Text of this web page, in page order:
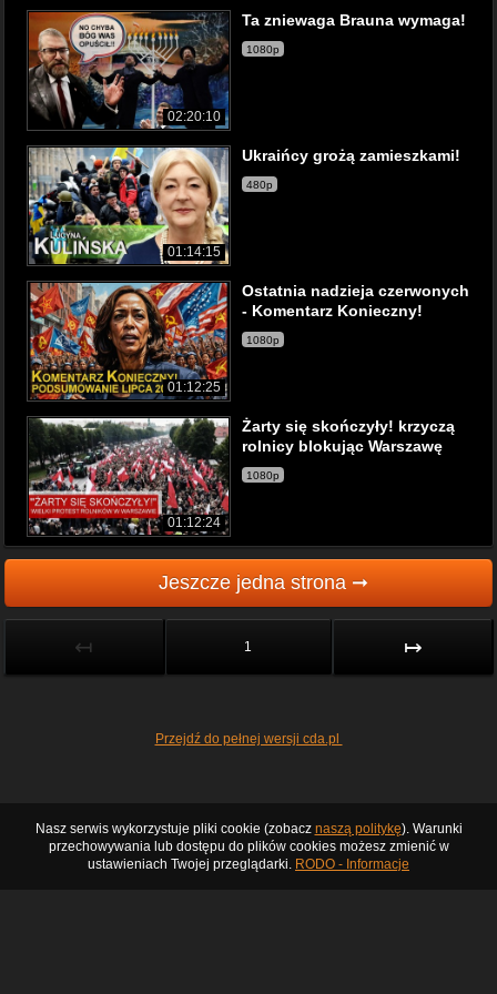
02:20:10
Ta zniewaga Brauna wymaga!
1080p
01:14:15
Ukraińcy grożą zamieszkami!
480p
01:12:25
Ostatnia nadzieja czerwonych
- Komentarz Konieczny!
1080p
01:12:24
Żarty się skończyły! krzyczą
rolnicy blokując Warszawę
1080p
Jeszcze jedna strona ➞
↤ 1 ↦
Przejdź do pełnej wersji cda.pl
Nasz serwis wykorzystuje pliki cookie (zobacz naszą politykę). Warunki
przechowywania lub dostępu do plików cookies możesz zmienić w
ustawieniach Twojej przeglądarki. RODO - Informacje